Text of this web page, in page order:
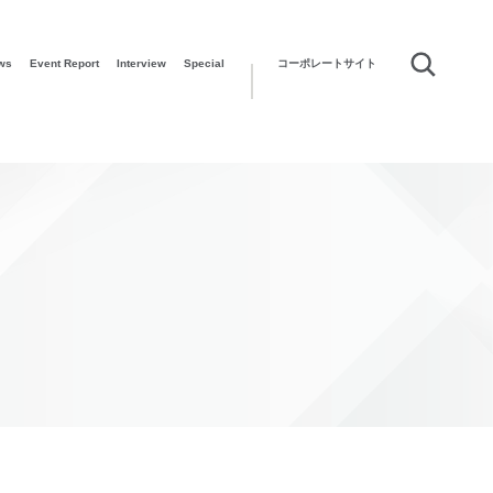
Event Report Interview Special コーポレートサイト